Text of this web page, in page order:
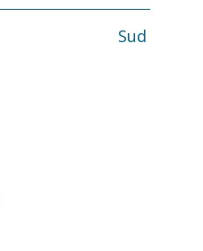
Sud